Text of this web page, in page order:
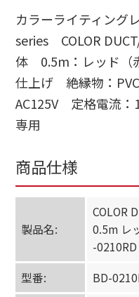
カラーライティン
series COLOR
体 0.5m：レッド（
仕上げ 絶縁物：
AC125V 定格電流
専用
商品仕様
製品名:
COLOR
0.5m レ
-0210RD
型番:
BD-